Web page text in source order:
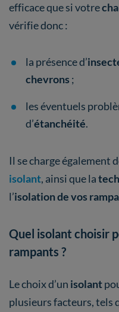
efficace que si votre
vérifie donc :
la présence d’
chevrons ;
les éventuels
d’étanchéité.
Il se charge également
isolant, ainsi que la
l’isolation de vos
Quel isolant choisir
rampants ?
Le choix d’un isolant
plusieurs facteurs, tels